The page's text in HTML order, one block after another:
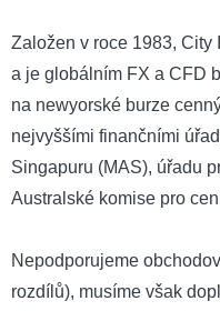
Založen v roce 1983, City
a je globálním FX a CFD
na newyorské burze
nejvyššími finančními
Singapuru (MAS), úřadu
Australské komise pro
Nepodporujeme
rozdílů), musíme však